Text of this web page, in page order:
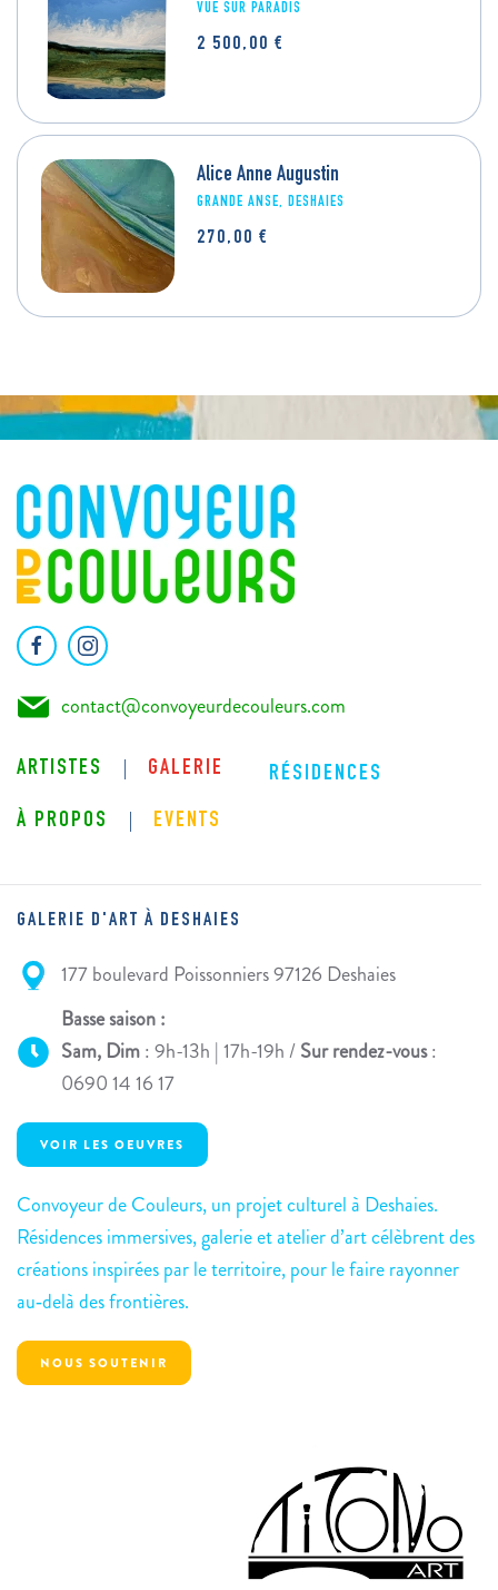
VUE SUR PARADIS
2 500,00 €
Alice Anne Augustin
GRANDE ANSE, DESHAIES
270,00 €
contact@convoyeurdecouleurs.com
ARTISTES GALERIE RÉSIDENCES
À PROPOS EVENTS
GALERIE D'ART À DESHAIES
177 boulevard Poissonniers 97126 Deshaies
Basse saison :
Sam, Dim: 9h-13h | 17h-19h /Sur rendez-vous:
0690 14 16 17
VOIR LES OEUVRES
Convoyeur de Couleurs, un projet culturel à Deshaies.
Résidences immersives, galerie et atelier d’art célèbrent des
créations inspirées par le territoire, pour le faire rayonner
au‑delà des frontières.
NOUS SOUTENIR